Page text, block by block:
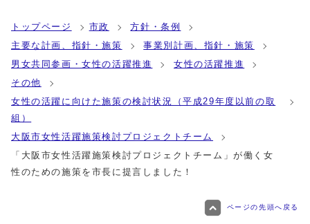
トップページ 市政
方針・条例
主要な計画、指針・施策
事業別計画、指針・施策
男女共同参画・女性の活躍推進
女性の活躍推進
その他
女性の活躍に向けた施策の検討状況（平成29年度以前の取
組）
大阪市女性活躍施策検討プロジェクトチーム
「大阪市女性活躍施策検討プロジェクトチーム」が働く女
性のための施策を市長に提言しました！
ページの先頭へ戻る